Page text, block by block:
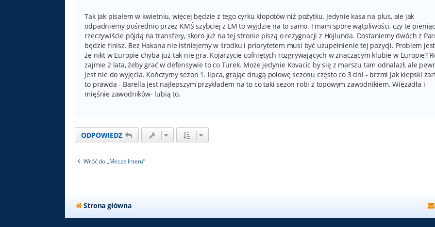
t
Tak jak pisałem w kwietniu, więcej będzie z tego cyrku kłopotów niż pożytku. Jedynie kasa na plus, ale jak
odpadniemy pośrednio przez KMŚ szybciej z LM to wyjdzie na to samo. I mam spore wątpliwości, czy te
rzeczywiście pójdą na transfery, skoro już na tej stronie piszą o rezygnacji z Hojlunda. Dostaniemy dwóch z
będzie finisz. Bez Hakana nie istniejemy w środku i priorytetem musi być uzupełnienie tej pozycji. Problem
że nikt w Europie chyba już tak nie gra. Kojarzycie cofniętych rozgrywających w znaczącym klubie w Europie?
zajmie 2 lata, żeby grać w defensywie to co Turek. Może jedynie Kovacic by się z marszu tam odnalazł, ale
jest nie do wyjęcia. Kończymy sezon 1. lipca, grając drugą połowę sezonu często co 3 dni - brzmi jak kiepski
to prawda - Barella jest najlepszym przykładem na to co taki sezon robi z topowym zawodnikiem. Więzadła i
mięśnie zawodników- lubią to.
ODPOWIEDZ
Wróć do „Mecze Interu”
Strona główna